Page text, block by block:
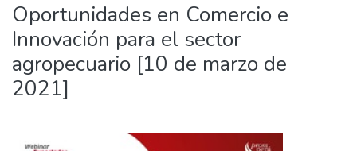
Oportunidades en Comercio e
Innovación para el sector
agropecuario [10 de marzo de
2021]